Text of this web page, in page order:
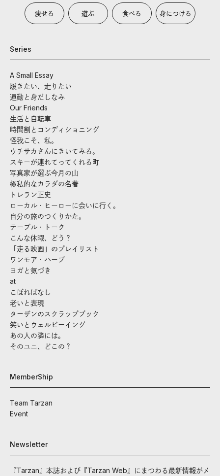
痩せる 遊ぶ 食べる 身につける
Series
A Small Essay
履きたい、走りたい
運動と身だしなみ
Our Friends
生活と自転車
時間割とコンディショニング
怪我こそ、私。
ウチサカさんにきいてみる。
スキーが連れてってくれる町
写真家が選ぶ今月の山
極私的なカラダの名著
トレラン正史
ローカル・ヒーローに会いに行く。
自分の旅のつくりかた。
テーブル・トーク
こんな休暇、どう？
「走る映画」のプレイリスト
ワンモア・ハーブ
ヨガと気づき
at
こぼればなし
老いと表現
ターザンのスクラップブック
笑いとウェルビーイング
あの人の隣には。
そのユニ、どこの？
MemberShip
Team Tarzan
Event
Newsletter
『Tarzan』本誌および『Tarzan Web』にまつわる最新情報がメ